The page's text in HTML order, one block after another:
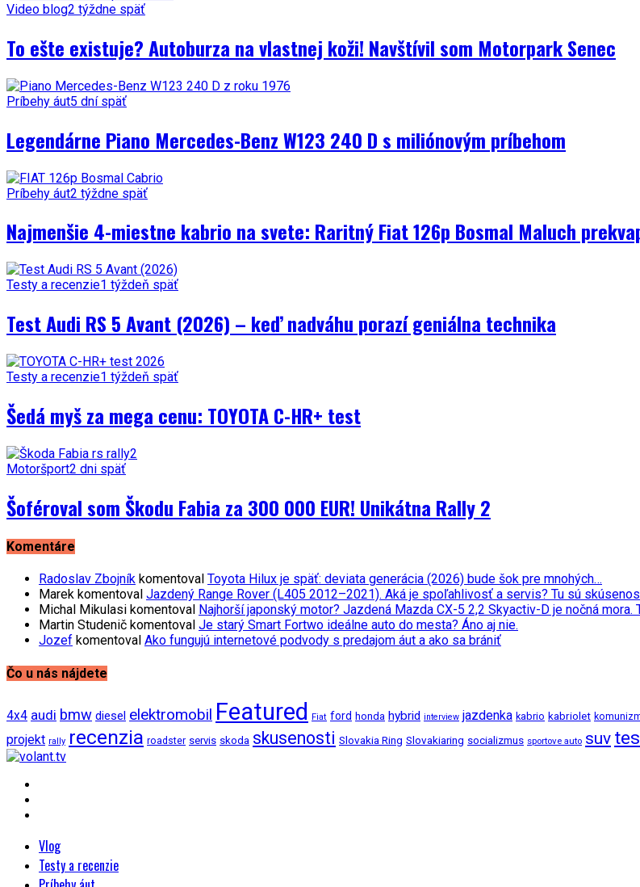
Video blog2 týždne späť
To ešte existuje? Autoburza na vlastnej koži! Navštívil som Motorpark Senec
Príbehy áut5 dní späť
Legendárne Piano Mercedes-Benz W123 240 D s miliónovým príbehom
Príbehy áut2 týždne späť
Najmenšie 4-miestne kabrio na svete: Raritný Fiat 126p Bosmal Maluch
Testy a recenzie1 týždeň späť
Test Audi RS 5 Avant (2026) – keď nadváhu porazí geniálna technika
Testy a recenzie1 týždeň späť
Šedá myš za mega cenu: TOYOTA C-HR+ test
Motoršport2 dni späť
Šoféroval som Škodu Fabia za 300 000 EUR! Unikátna Rally 2
Komentáre
Radoslav Zbojník komentoval Toyota Hilux je späť: deviata generácia (2026) bude šok pre mnohých…
Marek komentoval Jazdený Range Rover (L405 2012–2021). Aká je spoľahlivosť a servis? Tu sú
Michal Mikulasi komentoval Najhorší japonský motor? Jazdená Mazda CX-5 2,2 Skyactiv-D je nočná mora.
Martin Studenič komentoval Je starý Smart Fortwo ideálne auto do mesta? Áno aj nie.
Jozef komentoval Ako fungujú internetové podvody s predajom áut a ako sa brániť
Čo u nás nájdete
4x4 audi bmw diesel elektromobil Featured Fiat ford honda hybrid interview jazdenka kabrio kabriolet
projekt rally recenzia roadster servis skoda skusenosti Slovakia Ring Slovakiaring socializmus sportove auto suv
Vlog
Testy a recenzie